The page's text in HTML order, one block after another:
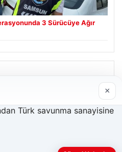
3 Sürücüye Ağır
×